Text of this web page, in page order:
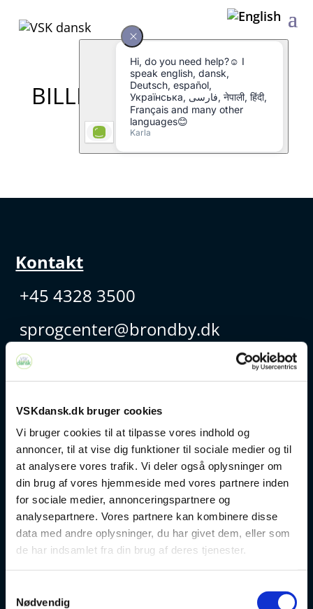
VSKdansk.dk bruger cookies
Vi bruger cookies til at tilpasse vores indhold og
annoncer, til at vise dig funktioner til sociale medier og til
at analysere vores trafik. Vi deler også oplysninger om
din brug af vores hjemmeside med vores partnere inden
for sociale medier, annonceringspartnere og
analysepartnere. Vores partnere kan kombinere disse
data med andre oplysninger, du har givet dem, eller som
de har indsamlet fra din brug af deres tjenester.
Nødvendig
BILLEDE 2 DAN
Kontakt
+45 4328 3500
sprogcenter@brondby.dk
VSK Corporate
Danskuddannelse
FVU
Særlige kurser
Prøver
Om os